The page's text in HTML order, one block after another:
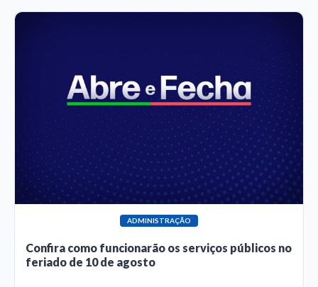
ADMINISTRAÇÃO
Confira como funcionarão os serviços públicos no
feriado de 10 de agosto